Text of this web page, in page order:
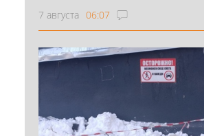
7 августа 06:07